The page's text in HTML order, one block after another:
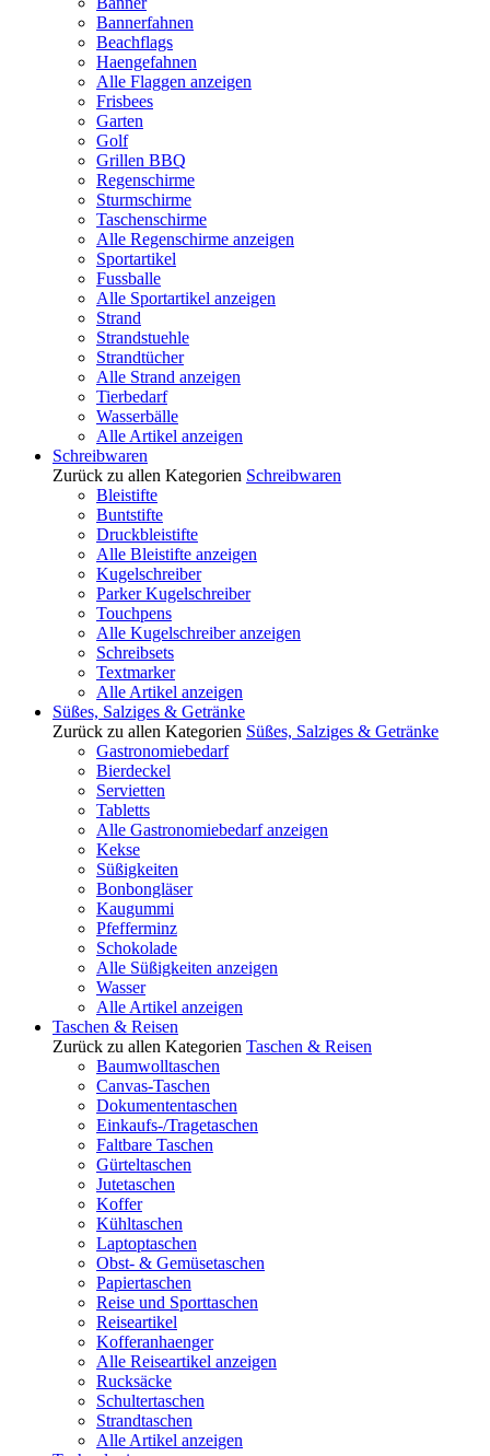
Bannerfahnen
Beachflags
Haengefahnen
Alle Flaggen anzeigen
Frisbees
Garten
Golf
Grillen BBQ
Regenschirme
Sturmschirme
Taschenschirme
Alle Regenschirme anzeigen
Sportartikel
Fussballe
Alle Sportartikel anzeigen
Strand
Strandstuehle
Strandtücher
Alle Strand anzeigen
Tierbedarf
Wasserbälle
Alle Artikel anzeigen
Schreibwaren
Zurück zu allen Kategorien Schreibwaren
Bleistifte
Buntstifte
Druckbleistifte
Alle Bleistifte anzeigen
Kugelschreiber
Parker Kugelschreiber
Touchpens
Alle Kugelschreiber anzeigen
Schreibsets
Textmarker
Alle Artikel anzeigen
Süßes, Salziges & Getränke
Zurück zu allen Kategorien Süßes, Salziges & Getränke
Gastronomiebedarf
Bierdeckel
Servietten
Tabletts
Alle Gastronomiebedarf anzeigen
Kekse
Süßigkeiten
Bonbongläser
Kaugummi
Pfefferminz
Schokolade
Alle Süßigkeiten anzeigen
Wasser
Alle Artikel anzeigen
Taschen & Reisen
Zurück zu allen Kategorien Taschen & Reisen
Baumwolltaschen
Canvas-Taschen
Dokumententaschen
Einkaufs-/Tragetaschen
Faltbare Taschen
Gürteltaschen
Jutetaschen
Koffer
Kühltaschen
Laptoptaschen
Obst- & Gemüsetaschen
Papiertaschen
Reise und Sporttaschen
Reiseartikel
Kofferanhaenger
Alle Reiseartikel anzeigen
Rucksäcke
Schultertaschen
Strandtaschen
Alle Artikel anzeigen